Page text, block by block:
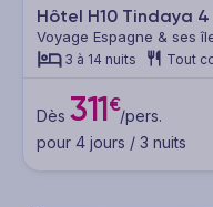
Hôtel H10 Tindaya 4
Voyage Espagne & ses
3 à 14 nuits Tout
Dès 311€/pers.
pour 4 jours / 3 nuits